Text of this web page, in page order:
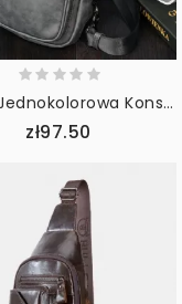
Męska Jednokolorowa Konstrukcja Otworu Na Słuchawki Z Wieloma Kieszeniami Torba Na Klatkę Piersiową Na Co Dzień Na Zewnątrz Pu Miękka Skóra Odporna Na Zużycie Torby Crossbody Torba Na Ramię
zł97.50